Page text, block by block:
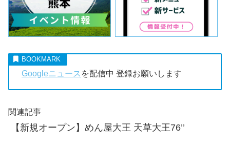
Googleニュース を配信中 登録お願いします
関連記事
【新規オープン】めん屋大王 天草大王76’’